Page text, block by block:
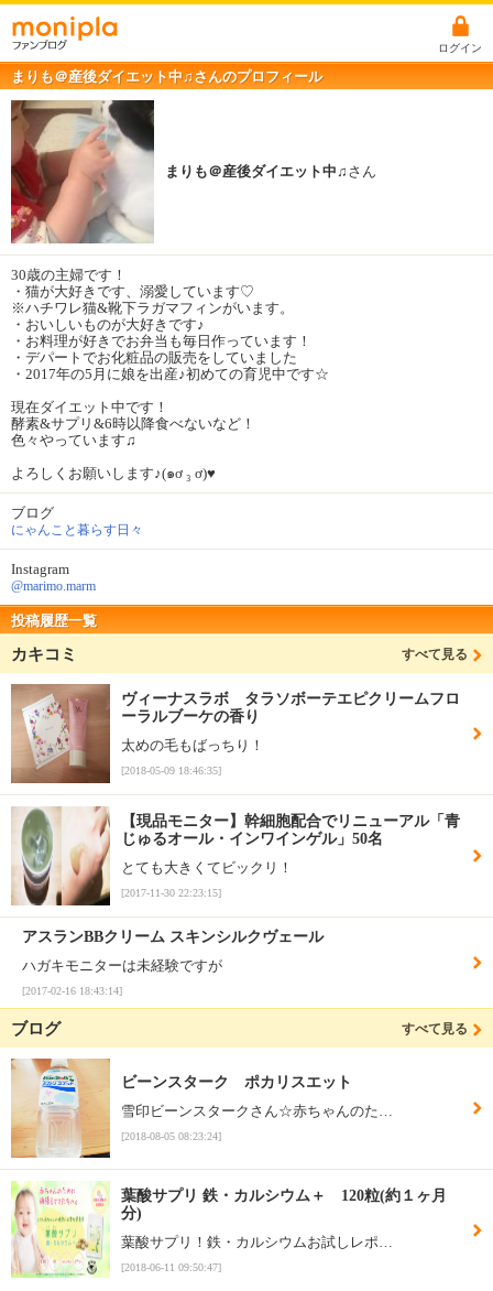
ログイン
まりも＠産後ダイエット中♫さんのプロフィール
まりも＠産後ダイエット中♫ さん
30歳の主婦です！
・猫が大好きです、溺愛しています♡
※ハチワレ猫&靴下ラガマフィンがいます。
・おいしいものが大好きです♪
・お料理が好きでお弁当も毎日作っています！
・デパートでお化粧品の販売をしていました
・2017年の5月に娘を出産♪初めての育児中です☆
現在ダイエット中です！
酵素&サプリ&6時以降食べないなど！
色々やっています♫
よろしくお願いします♪(๑ơ ₃ ơ)♥
ブログ
にゃんこと暮らす日々
Instagram
@marimo.marm
投稿履歴一覧
カキコミ すべて見る
ヴィーナスラボ タラソボーテエピクリームフロ
ーラルブーケの香り
太めの毛もばっちり！
[2018-05-09 18:46:35]
【現品モニター】幹細胞配合でリニューアル「青
じゅるオール・インワインゲル」50名
とても大きくてビックリ！
[2017-11-30 22:23:15]
アスランBBクリーム スキンシルクヴェール
ハガキモニターは未経験ですが
[2017-02-16 18:43:14]
ブログ すべて見る
ビーンスターク ポカリスエット
雪印ビーンスタークさん☆赤ちゃんのた…
[2018-08-05 08:23:24]
葉酸サプリ 鉄・カルシウム＋ 120粒(約１ヶ月
分)
葉酸サプリ！鉄・カルシウムお試しレポ…
[2018-06-11 09:50:47]